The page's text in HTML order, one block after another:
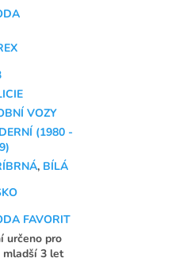
VOZY
(1980 -
, BÍLÁ
FAVORIT
určeno pro
mladší 3 let